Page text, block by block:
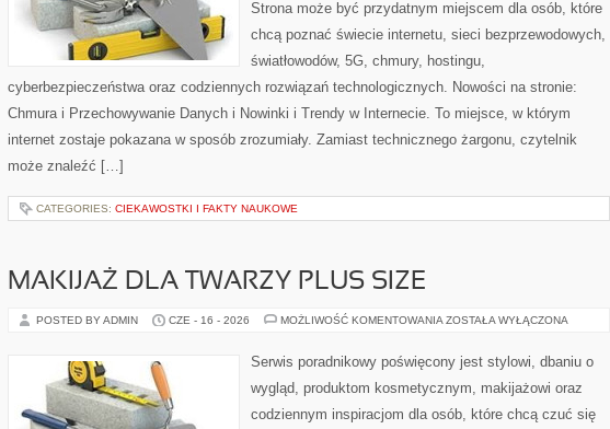
Strona może być przydatnym miejscem dla osób, które
chcą poznać świecie internetu, sieci bezprzewodowych,
światłowodów, 5G, chmury, hostingu,
cyberbezpieczeństwa oraz codziennych rozwiązań technologicznych. Nowości na stronie:
Chmura i Przechowywanie Danych i Nowinki i Trendy w Internecie. To miejsce, w którym
internet zostaje pokazana w sposób zrozumiały. Zamiast technicznego żargonu, czytelnik
może znaleźć […]
CATEGORIES: CIEKAWOSTKI I FAKTY NAUKOWE
MAKIJAŻ DLA TWARZY PLUS SIZE
POSTED BY ADMIN CZE - 16 - 2026 MOŻLIWOŚĆ KOMENTOWANIA MAKIJAŻ
PLUS
SIZE
ZOSTAŁA WYŁĄCZONA
Serwis poradnikowy poświęcony jest stylowi, dbaniu o
wygląd, produktom kosmetycznym, makijażowi oraz
codziennym inspiracjom dla osób, które chcą czuć się